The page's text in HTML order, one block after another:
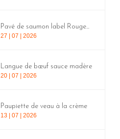
Pavé de saumon label Rouge...
27 | 07 | 2026
Langue de bœuf sauce madère
20 | 07 | 2026
Paupiette de veau à la crème
13 | 07 | 2026